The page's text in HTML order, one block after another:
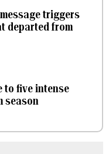
triggers
departed from
to five intense
season